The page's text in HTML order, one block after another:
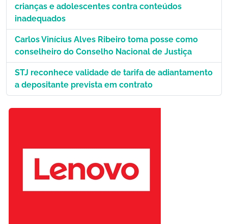
crianças e adolescentes contra conteúdos
inadequados
Carlos Vinícius Alves Ribeiro toma posse como
conselheiro do Conselho Nacional de Justiça
STJ reconhece validade de tarifa de adiantamento
a depositante prevista em contrato